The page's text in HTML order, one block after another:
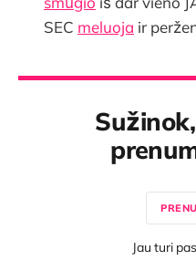
SEC meluoja ir
Jau turi